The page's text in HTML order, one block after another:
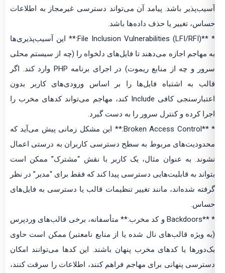
آسیب‌پذیر باشد. پیامد آن می‌تواند دسترسی غیرمجاز به اطلاعات
حساس، تغییر یا حذف داده‌ها باشد.
* **File Inclusion Vulnerabilities (LFI/RFI):** این آسیب‌پذیری‌ها
به مهاجم اجازه می‌دهند تا فایل‌های دلخواه را (چه از سیستم محلی
سرور و چه از منابع ریموت) در اجرای برنامه PHP وارد کند. اگر
قالب به اشتباه فایل‌ها را بر اساس ورودی‌های کاربر بدون
اعتبارسنجی کافی Include کند، مهاجم می‌تواند کدهای مخرب را
اجرا کرده و کنترل سرور را به دست گیرد.
* **Broken Access Control:** این مشکل زمانی پیش می‌آید که
محدودیت‌های مربوط به سطح دسترسی کاربران به درستی اعمال
نشوند. به عنوان مثال، یک کاربر با نقش “مشترک” ممکن است
بتواند به قابلیت‌هایی دسترسی پیدا کند که فقط برای “مدیر” در نظر
گرفته شده‌اند، مانند تغییر تنظیمات قالب یا دسترسی به فایل‌های
حساس.
* **Backdoors و کد مخرب:** متأسفانه، برخی قالب‌های وردپرس
(به ویژه قالب‌های نال شده یا از منابع نامعتبر) ممکن است حاوی
بک‌دورها یا کدهای مخرب پنهان باشند. این کدها می‌توانند امکان
دسترسی پنهانی برای مهاجم فراهم کنند، اطلاعات را سرقت کنند،